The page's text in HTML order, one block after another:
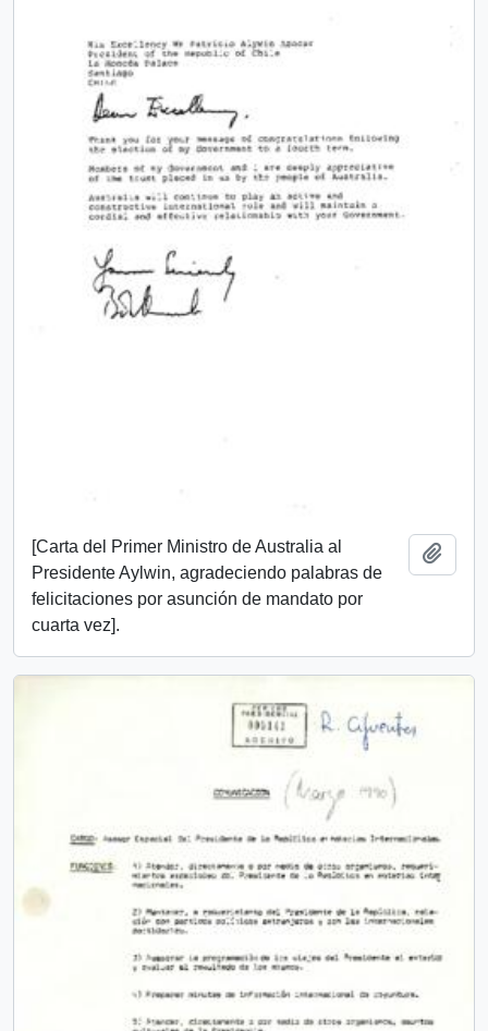
[Carta del Primer Ministro de Australia al
Presidente Aylwin, agradeciendo palabras de
felicitaciones por asunción de mandato por
cuarta vez].